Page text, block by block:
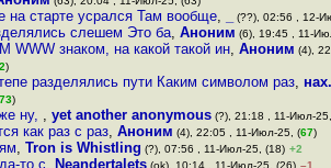
на старте ycpaлся Там вообще, (??), 02:56 , 12-
слешем Это ба, Аноним (6), 19:45 , 11-
знаком, на какой такой ин, Аноним (4),
)
разделялись пути Каким символом раз, нах.
73)
ну, , yet another anonymous (?), 21:18 , 11-Июл-
как раз с раз, Аноним (4), 22:05 , 11-Июл-25, (67)
, Tron is Whistling (?), 07:56 , 11-Июл-25, (18) +2
то с, Neandertalets (ok), 10:14 , 11-Июл-25, (26) –1